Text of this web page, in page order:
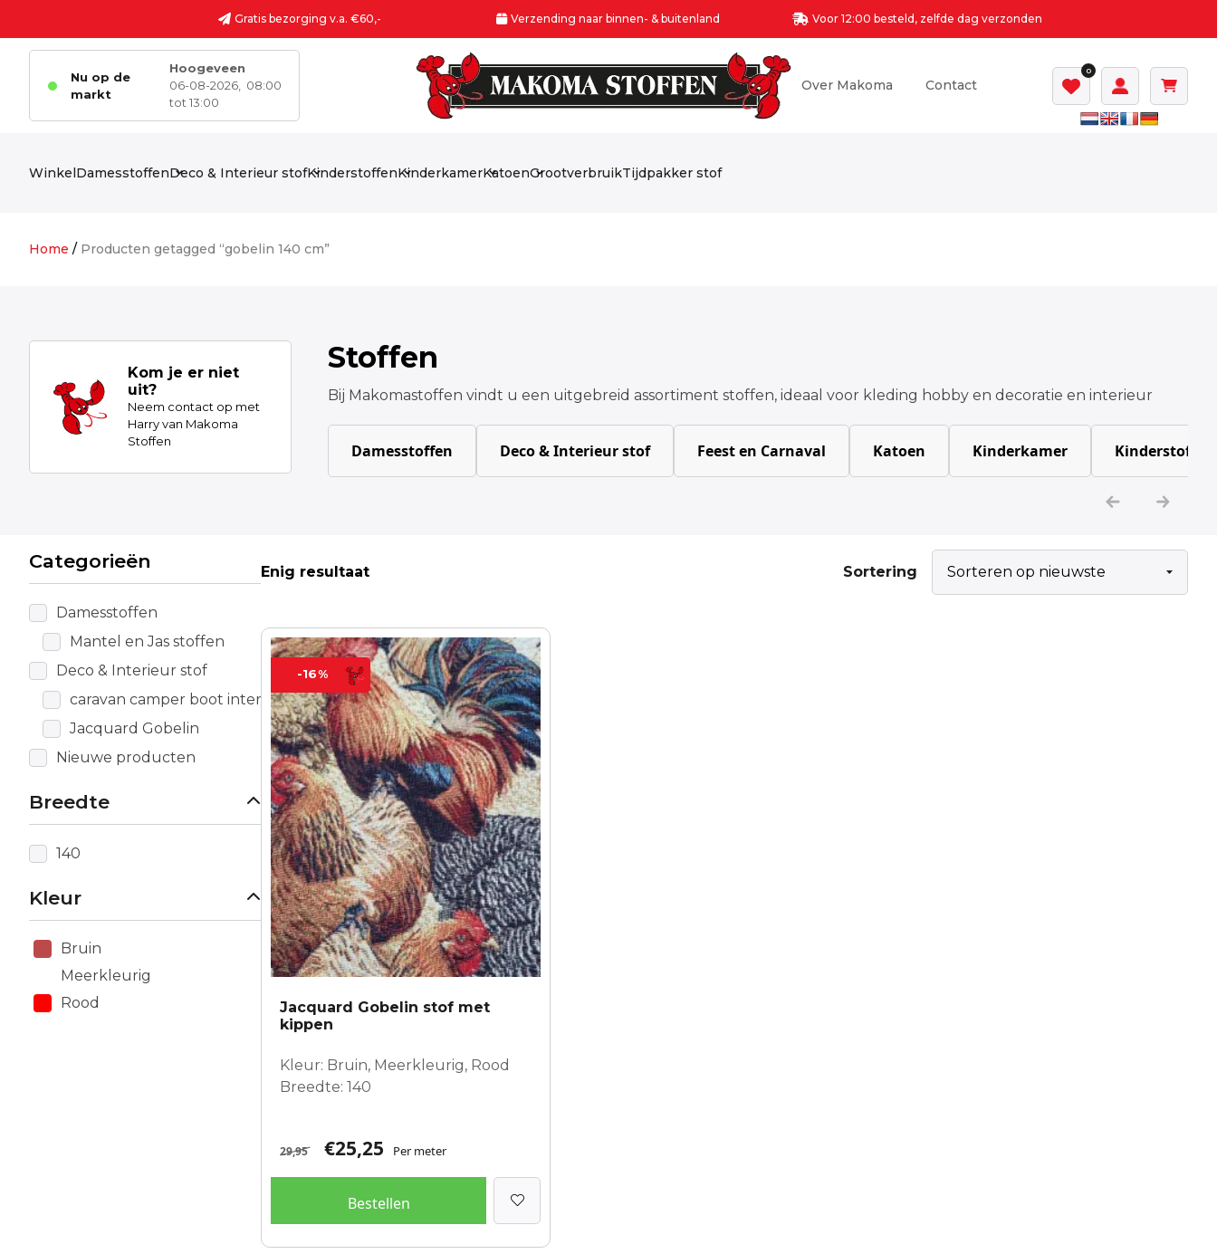
Gratis bezorging v.a. €60,- Verzending naar binnen- & buitenland Voor 12:00 besteld, zelfde dag verzonden
Nu op de
markt
Hoogeveen
06-08-2026,
08:00
tot 13:00
Over Makoma Contact
0
WinkelDamesstoffenDeco & Interieur stofKinderstoffenKinderkamerKatoenGrootverbruikTijdpakker stof
Home / Producten getagged “gobelin 140 cm”
Kom je er niet
uit?
Neem contact op met
Harry van Makoma
Stoffen
Stoffen
Bij Makomastoffen vindt u een uitgebreid assortiment stoffen, ideaal voor kleding hobby en decoratie en interieur
Damesstoffen Deco & Interieur stof Feest en Carnaval Katoen Kinderkamer Kinderstoffen
Categorieën
Damesstoffen
Mantel en Jas stoffen
Deco & Interieur stof
caravan camper boot interieur
Jacquard Gobelin
Nieuwe producten
Breedte
140
Kleur
Bruin
Meerkleurig
Rood
Enig resultaat Sortering
-16%
Jacquard Gobelin stof met
kippen
Kleur: Bruin, Meerkleurig, Rood
Breedte: 140
29,95 €25,25 Per meter
Bestellen